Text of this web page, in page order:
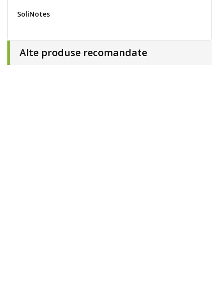
SoliNotes
Alte produse recomandate